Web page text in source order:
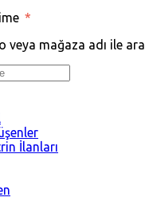
*
veya mağaza adı ile ara
İlanları